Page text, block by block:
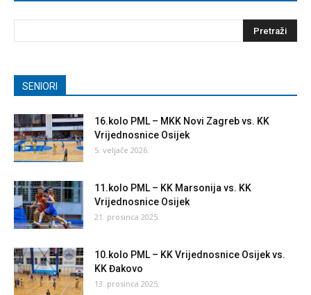
SENIORI
16.kolo PML – MKK Novi Zagreb vs. KK
Vrijednosnice Osijek
5. veljače 2026.
11.kolo PML – KK Marsonija vs. KK
Vrijednosnice Osijek
21. prosinca 2025.
10.kolo PML – KK Vrijednosnice Osijek vs.
KK Đakovo
13. prosinca 2025.